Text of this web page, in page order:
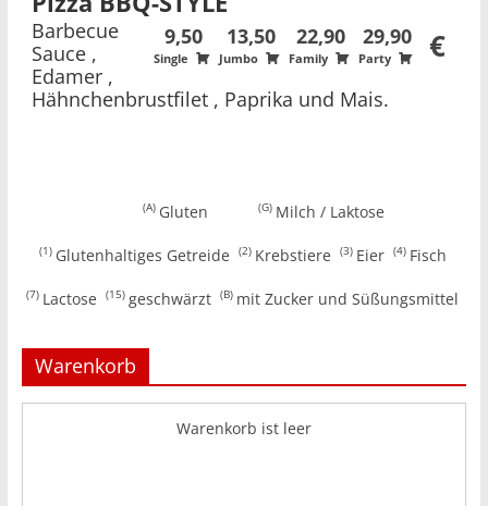
9,50
Single
13,50
Jumbo
22,90
Family
29,90
Party €
Barbecue
Sauce ,
Edamer ,
Hähnchenbrustfilet , Paprika und Mais.
A Gluten G Milch / Laktose
1 Glutenhaltiges Getreide 2 Krebstiere 3 Eier 4 Fisch
7 Lactose 15 geschwärzt B mit Zucker und Süßungsmittel
Warenkorb
Warenkorb ist leer